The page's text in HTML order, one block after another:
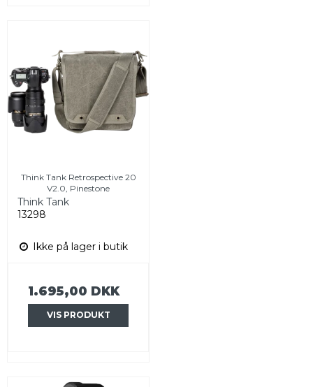
Think Tank Retrospective 20
V2.0, Pinestone
Think Tank
13298
Ikke på lager i butik
1.695,00 DKK
VIS PRODUKT